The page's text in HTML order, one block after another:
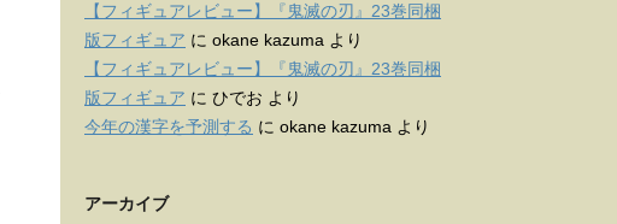
【フィギュアレビュー】『鬼滅の刃』23巻同梱
版フィギュア に okane kazuma より
【フィギュアレビュー】『鬼滅の刃』23巻同梱
版フィギュア に ひでお より
今年の漢字を予測する に okane kazuma より
アーカイブ